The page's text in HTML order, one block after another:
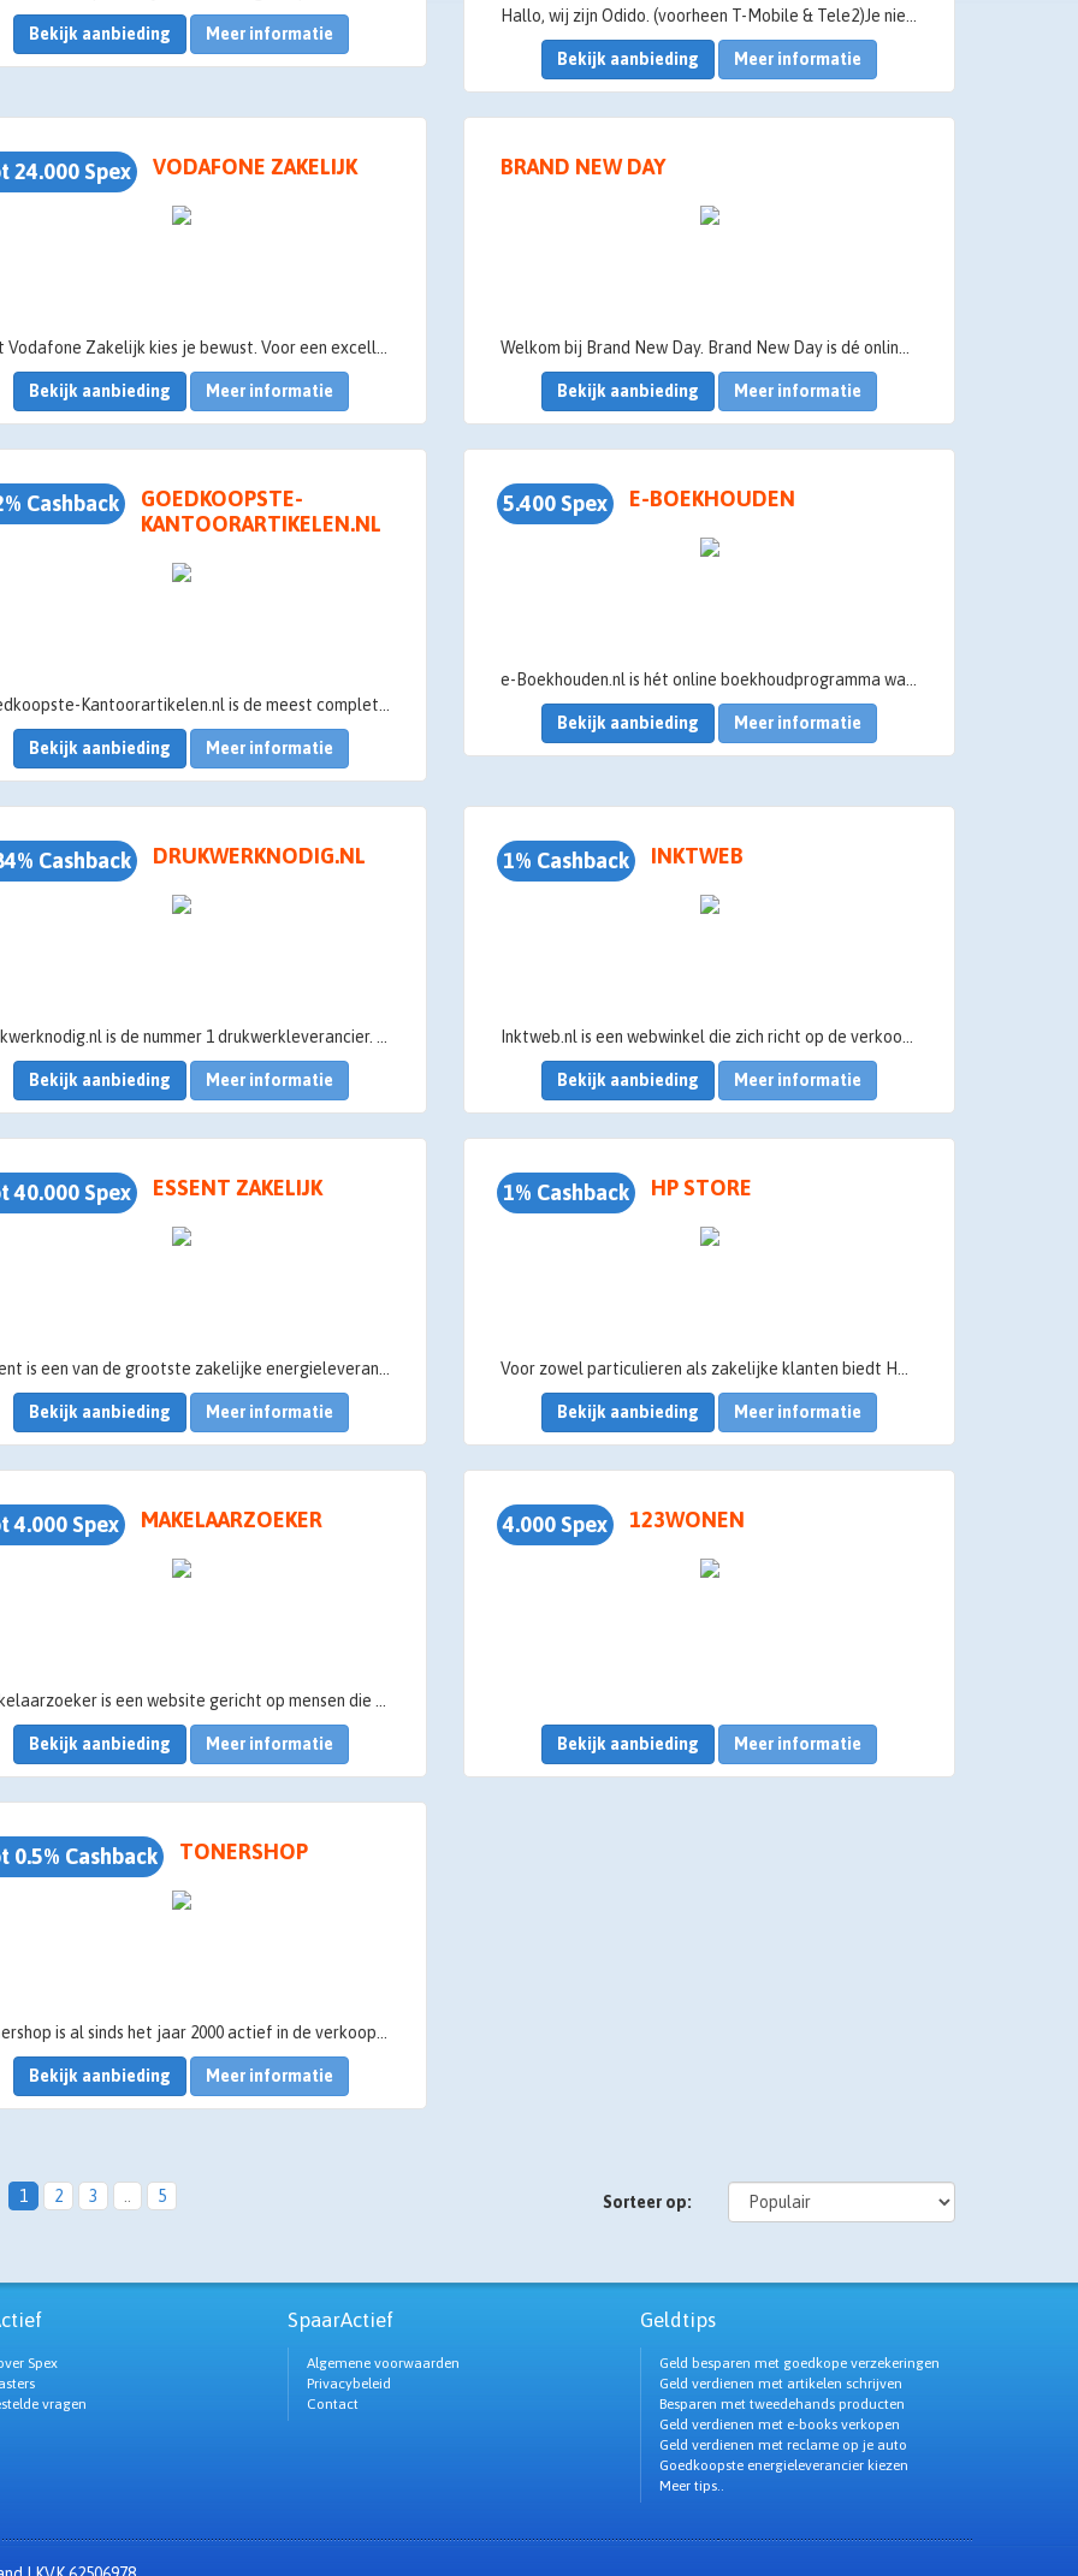
Bekijk aanbieding Meer informatie
Bekijk aanbieding Meer informatie
24.000 Spex VODAFONE ZAKELIJK
Bekijk aanbieding Meer informatie
BRAND NEW DAY
Bekijk aanbieding Meer informatie
Cashback
GOEDKOOPSTE-
KANTOORARTIKELEN.NL
Bekijk aanbieding Meer informatie
5.400 Spex E-BOEKHOUDEN
Bekijk aanbieding Meer informatie
Cashback DRUKWERKNODIG.NL
Bekijk aanbieding Meer informatie
1% Cashback INKTWEB
Bekijk aanbieding Meer informatie
40.000 Spex ESSENT ZAKELIJK
• Voordelig en duurzaam
• 24/7 online service
• Altijd scherpe tarieven
Bekijk aanbieding Meer informatie
1% Cashback HP STORE
Bekijk aanbieding Meer informatie
4.000 Spex MAKELAARZOEKER
manier kunnen mensen hun gegevens achterlaten waarna er door makelaars in hun regio contact opgenomen wordt.
Bekijk aanbieding Meer informatie
4.000 Spex 123WONEN
Bekijk aanbieding Meer informatie
0.5% Cashback TONERSHOP
Bekijk aanbieding Meer informatie
1 2 3 5 Sorteer op:
Spex
vragen
SpaarActief
Algemene voorwaarden
Privacybeleid
Contact
Geldtips
Geld besparen met goedkope verzekeringen
Geld verdienen met artikelen schrijven
Besparen met tweedehands producten
Geld verdienen met e-books verkopen
Geld verdienen met reclame op je auto
Goedkoopste energieleverancier kiezen
Meer tips..